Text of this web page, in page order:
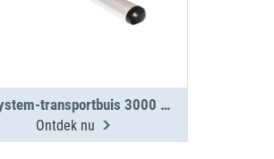
TopSystem-transportbuis 3000 mm met 2 segmenten
Ontdek nu